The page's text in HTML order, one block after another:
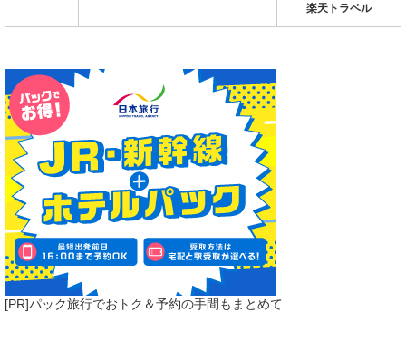
楽天トラベル
[PR]パック旅行でおトク＆予約の手間もまとめて